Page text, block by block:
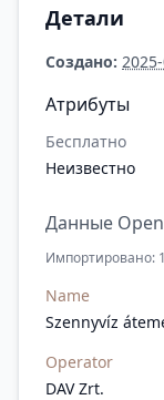
Детали
Создано:
Атрибуты
Бесплатно
Неизвестно
Данные
Импортировано:
Name
Szennyvíz
Operator
DAV Zrt.